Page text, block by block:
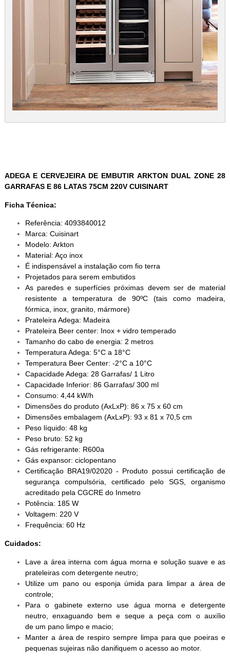
ADEGA E CERVEJEIRA DE EMBUTIR ARKTON DUAL ZONE 28
GARRAFAS E 86 LATAS 75CM 220V CUISINART
Ficha Técnica:
Referência: 4093840012
Marca: Cuisinart
Modelo: Arkton
Material: Aço inox
É indispensável a instalação com fio terra
Projetados para serem embutidos
As paredes e superfícies próximas devem ser de material
resistente a temperatura de 90ºC (tais como madeira,
fórmica, inox, granito, mármore)
Prateleira Adega: Madeira
Prateleira Beer center: Inox + vidro temperado
Tamanho do cabo de energia: 2 metros
Temperatura Adega: 5°C a 18°C
Temperatura Beer Center: -2°C a 10°C
Capacidade Adega: 28 Garrafas/ 1 Litro
Capacidade Inferior: 86 Garrafas/ 300 ml
Consumo: 4,44 kW/h
Dimensões do produto (AxLxP): 86 x 75 x 60 cm
Dimensões embalagem (AxLxP): 93 x 81 x 70,5 cm
Peso líquido: 48 kg
Peso bruto: 52 kg
Gás refrigerante: R600a
Gás expansor: ciclopentano
Certificação BRA19/02020 - Produto possui certificação de
segurança compulsória, certificado pelo SGS, organismo
acreditado pela CGCRE do Inmetro
Potência: 185 W
Voltagem: 220 V
Frequência: 60 Hz
Cuidados:
Lave a área interna com água morna e solução suave e as
prateleiras com detergente neutro;
Utilize um pano ou esponja úmida para limpar a área de
controle;
Para o gabinete externo use água morna e detergente
neutro, enxaguando bem e seque a peça com o auxílio
de um pano limpo e macio;
Manter a área de respiro sempre limpa para que poeiras e
pequenas sujeiras não danifiquem o acesso ao motor.